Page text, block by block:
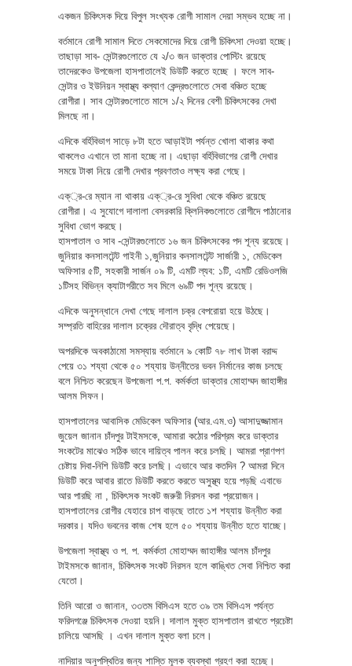
একজন চিকিৎসক দিয়ে বিপুল সংখ্যক রোগী সামাল দেয়া সম্ভব হচ্ছে না।
বর্তমানে রোগী সামাল দিতে সেকমোদের দিয়ে রোগী চিকিৎসা দেওয়া হচ্ছে।
তাছাড়া সাব- সেন্টারগুলোতে যে ২/৩ জন ডাক্তার পোস্টিং রয়েছে
তাদেরকেও উপজেলা হাসপাতালেই ডিউটি করতে হচ্ছে । ফলে সাব-
সেন্টার ও ইউনিয়ন স্বাস্থ্য কল্যাণ কেন্দ্রগুলোতে সেবা বঞ্চিত হচ্ছে
রোগীরা। সাব সেন্টারগুলোতে মাসে ১/২ দিনের বেশী চিকিৎসকের দেখা
মিলছে না।
এদিকে বর্হিবিভাগ সাড়ে ৮টা হতে আড়াইটা পর্যন্ত খোলা থাকার কথা
থাকলেও এখানে তা মানা হচ্ছে না। এছাড়া বর্হিবিভাগের রোগী দেখার
সময়ে টাকা নিয়ে রোগী দেখার প্রবণতাও লক্ষ্য করা গেছে।
এক্্র-রে ম্যান না থাকায় এক্্র-রে সুবিধা থেকে বঞ্চিত রয়েছে
রোগীরা। এ সুযোগে দালালা বেসরকারি ক্লিনিকগুলোতে রোগীদে পাঠানোর
সুবিধা ভোগ করছে।
হাসপাতাল ও সাব -সেন্টারগুলোতে ১৬ জন চিকিৎসকের পদ শূন্য রয়েছে।
জুনিয়ার কনসালটেন্ট গাইনী ১,জুনিয়ার কনসালটেন্ট সার্জারী ১, মেডিকেল
অফিসার ৫টি, সহকারী সার্জন ০৯ টি, এমটি ল্যব: ১টি, এমটি রেডিওলজি
১টিসহ বিভিন্ন ক্যাটাগরীতে সব মিলে ৬৯টি পদ শূন্য রয়েছে।
এদিকে অনুসন্ধানে দেখা গেছে দালাল চক্র বেপরোয়া হয়ে উঠছে।
সম্প্রতি বাহিরের দালাল চক্রের দৌরাত্ব বৃদ্ধি পেয়েছে।
অপরদিকে অবকাঠামো সমস্যায় বর্তমানে ৯ কোটি ৭৮ লাখ টাকা বরাদ্দ
পেয়ে ৩১ শয্যা থেকে ৫০ শয্যায় উন্নীতের ভবন নির্মানের কাজ চলছে
বলে নিশ্চিত করেছেন উপজেলা প.প. কর্মর্কতা ডাক্তার মোহাম্মদ জাহাঙ্গীর
আলম সিফন।
হাসপাতালের আবাসিক মেডিকেল অফিসার (আর.এম.ও) আসাদুজ্জামান
জুয়েল জানান চাঁদপুর টাইমসকে, আমারা কঠোর পরিশ্রম করে ডাক্তার
সংকটের মাঝেও সঠিক ভাবে দায়িত্ব পালন করে চলছি। আমরা প্রাণপণ
চেষ্টায় দিবা-নিশি ডিউটি করে চলছি। এভাবে আর কতদিন ? আমরা দিনে
ডিউটি করে আবার রাতে ডিউটি করতে করতে অসুস্থ্য হয়ে পড়ছি এবাভে
আর পারছি না , চিকিৎসক সংকট জরুরী নিরসন করা প্রয়োজন।
হাসপাতালের রোগীর যেহারে চাপ বাড়ছে তাতে ১শ শয্যায় উন্নীত করা
দরকার। যদিও ভবনের কাজ শেষ হলে ৫০ শয্যায় উন্নীত হতে যাচ্ছে।
উপজেলা স্বাস্থ্য ও প. প. কর্মর্কতা মোহাম্মদ জাহাঙ্গীর আলম চাঁদপুর
টাইমসকে জানান, চিকিৎসক সংকট নিরসন হলে কাঙ্খিত সেবা নিশ্চিত করা
যেতো।
তিনি আরো ও জানান, ৩৩তম বিসিএস হতে ৩৯ তম বিসিএস পর্যন্ত
ফরিদগঞ্জে চিকিৎসক দেওয়া হয়নি। দালাল মুক্ত হাসপাতাল রাখতে প্রচেষ্টা
চালিয়ে আসছি । এখন দালাল মুক্ত বলা চলে।
নাদিয়ার অনুপস্থিতির জন্য শাস্তি মূলক ব্যবস্থা গ্রহণ করা হচেছ।